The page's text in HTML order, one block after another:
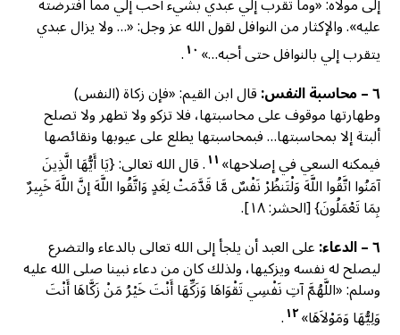
عليه». والإكثار من النوافل لقول الله عز وجل: «… ولا يزال عبدي
يتقرب إلي بالنوافل حتى أحبه…» ١٠.
٦ – محاسبة النفس:
قال ابن القيم: «فإن زكاة (النفس)
وطهارتها موقوف على محاسبتها، فلا تزكو ولا تطهر ولا تصلح
ألبتة إلا بمحاسبتها… فبمحاسبتها يطلع على عيوبها ونقائصها
فيمكنه السعي في إصلاحها»١١. قال الله تعالى: {يَا أَيُّهَا الَّذِينَ
آمَنُوا اتَّقُوا اللَّهَ وَلْتَنظُرْ نَفْسٌ مَّا قَدَّمَتْ لِغَدٍ وَاتَّقُوا اللَّهَ إنَّ اللَّهَ خَبِيرٌ
بِمَا تَعْمَلُونَ} [الحشر: ١٨].
٦ – الدعاء:
على العبد أن يلجأ إلى الله تعالى بالدعاء والتضرع
ليصلح له نفسه ويزكيها، ولذلك كان من دعاء نبينا صلى الله عليه
وسلم: «اللَّهُمَّ آتِ نَفْسِي تَقْوَاهَا وَزَكِّهَا أَنْتَ خَيْرُ مَنْ زَكَّاهَا أَنْتَ
وَلِيُّهَا وَمَوْلاَهَا»١٢.